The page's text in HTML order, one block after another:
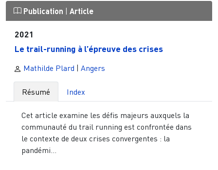
Publication | Article
2021
Le trail-running à l’épreuve des crises
Mathilde Plard | Angers
Résumé Index
Cet article examine les défis majeurs auxquels la
communauté du trail running est confrontée dans
le contexte de deux crises convergentes : la
pandémi...